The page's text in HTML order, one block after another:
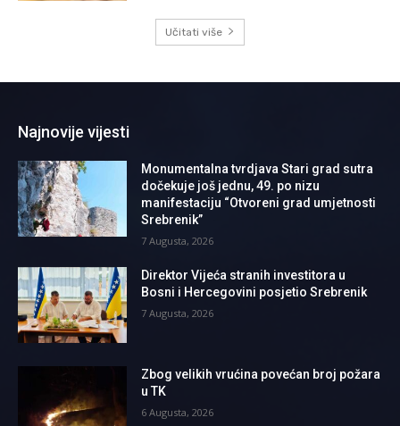
Učitati više
Najnovije vijesti
Monumentalna tvrdjava Stari grad sutra
dočekuje još jednu, 49. po nizu
manifestaciju “Otvoreni grad umjetnosti
Srebrenik”
7 Augusta, 2026
Direktor Vijeća stranih investitora u
Bosni i Hercegovini posjetio Srebrenik
7 Augusta, 2026
Zbog velikih vrućina povećan broj požara
u TK
6 Augusta, 2026